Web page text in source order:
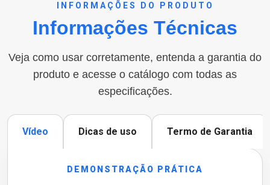
INFORMAÇÕES DO PRODUTO
Informações Técnicas
Veja como usar corretamente, entenda a garantia do
produto e acesse o catálogo com todas as
especificações.
Vídeo Dicas de uso Termo de Garantia
DEMONSTRAÇÃO PRÁTICA